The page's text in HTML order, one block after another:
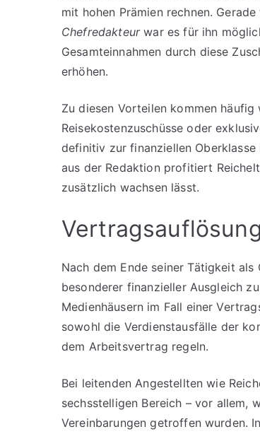
mit hohen Prämien rechnen.
Chefredakteurwar es für ihn
Gesamteinnahmen durch diese
erhöhen.
Zu diesen Vorteilen kommen
Reisekostenzuschüsse oder
definitiv zur finanziellen
aus der Redaktion profitiert
zusätzlich wachsen lässt.
Nach dem Ende seiner Tätigkeit
besonderer finanzieller Ausgleich
Medienhäusern im Fall einer
sowohl die Verdienstausfälle der
dem Arbeitsvertrag regeln.
Bei leitenden Angestellten wie
sechsstelligen Bereich – vor allem,
Vereinbarungen getroffen wurden.